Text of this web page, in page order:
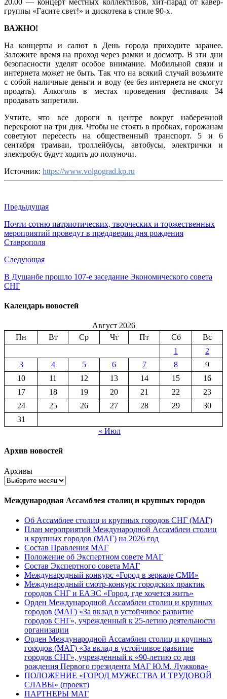
группы «Гасите свет!» и дискотека в стиле 90-х.
ВАЖНО!
На концерты и салют в День города приходите заранее.
Заложите время на проход через рамки и досмотр. В эти дни
безопасности уделят особое внимание. Мобильной связи и
интернета может не быть. Так что на всякий случай возьмите
с собой наличные деньги и воду (ее без интернета не смогут
продать). Алкоголь в местах проведения фестиваля 34
продавать запретили.
Учтите, что все дороги в центре вокруг набережной
перекроют на три дня. Чтобы не стоять в пробках, горожанам
советуют пересесть на общественный транспорт. 5 и 6
сентября трамваи, троллейбусы, автобусы, электрички и
электробус будут ходить до полуночи.
Источник: https://www.volgograd.kp.ru
Предыдущая
Почти сотню патриотических, творческих и торжественных
мероприятий проведут в преддверии дня рождения
Ставрополя
Следующая
В Душанбе прошло 107-е заседание Экономического совета
СНГ
Календарь новостей
Август 2026
Пн
Вт Ср Чт Пт Сб
Вс
1
2
3
4 5 6 7 8
9
10
11 12 13 14 15
16
17
18 19 20 21 22
23
24
25 26 27 28 29
30
31
« Июл
Архив новостей
Архивы
Международная Ассамблея столиц и крупных городов
Об Ассамблее столиц и крупных городов СНГ (МАГ)
План мероприятий Международной Ассамблеи столиц
и крупных городов (МАГ) на 2026 год
Состав Правления МАГ
Положение об Экспертном совете МАГ
Состав Экспертного совета МАГ
Международный конкурс «Город в зеркале СМИ»
Международный смотр-конкурс городских практик
городов СНГ и ЕАЭС «Город, где хочется жить»
Орден Международной Ассамблеи столиц и крупных
городов (МАГ) «За вклад в устойчивое развитие
городов СНГ», учрежденный к 25-летию деятельности
организации
Орден Международной Ассамблеи столиц и крупных
городов (МАГ) «За вклад в устойчивое развитие
городов СНГ», учрежденный к «90-летию со дня
рождения Первого президента МАГ Ю.М. Лужкова»
ПОЛОЖЕНИЕ «ГОРОД МУЖЕСТВА И ТРУДОВОЙ
СЛАВЫ» (проект)
ПАРТНЕРЫ МАГ